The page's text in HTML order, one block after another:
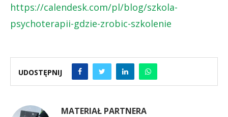
https://calendesk.com/pl/blog/szkola-
psychoterapii-gdzie-zrobic-szkolenie
UDOSTĘPNIJ
MATERIAŁ PARTNERA